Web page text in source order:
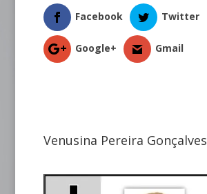
Facebook Twitter
Google+ Gmail
Venusina Pereira Gonçalves